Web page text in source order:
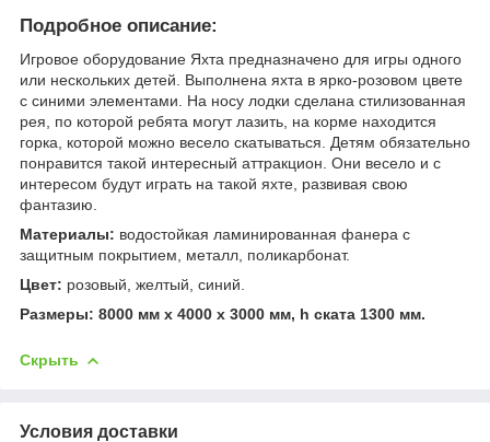
Подробное описание:
Игровое оборудование Яхта предназначено для игры одного
или нескольких детей. Выполнена яхта в ярко-розовом цвете
с синими элементами. На носу лодки сделана стилизованная
рея, по которой ребята могут лазить, на корме находится
горка, которой можно весело скатываться. Детям обязательно
понравится такой интересный аттракцион. Они весело и с
интересом будут играть на такой яхте, развивая свою
фантазию.
Материалы: водостойкая ламинированная фанера с
защитным покрытием, металл, поликарбонат.
Цвет: розовый, желтый, синий.
Размеры: 8000 мм х 4000 х 3000 мм, h ската 1300 мм.
Скрыть
Условия доставки